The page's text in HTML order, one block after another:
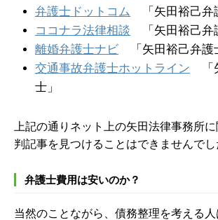
弁護士ドットコム 「矢田裕己弁
ココナラ法律相談 「矢田裕己弁
離婚弁護士ナビ 「矢田裕己弁護
交通事故弁護士ホットライン 「
士」
上記の通りネット上の矢田法律事務所
判記事を見つけることはできませんでし
弁護士費用は安いのか？
当然のことながら、債務整理を考える